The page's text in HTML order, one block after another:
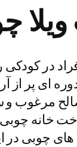
در
ای پر
مرغوب و
خانه
های چوبی در